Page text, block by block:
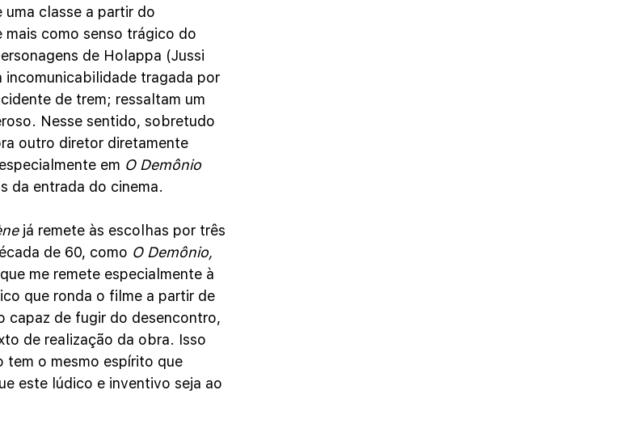
classe a partir do
como senso trágico do
de Holappa (Jussi
tragada por
de trem; ressaltam um
Nesse sentido, sobretudo
outro diretor diretamente
em O Demônio
da entrada do cinema.
já remete às escolhas por três
de 60, como O Demônio,
me remete especialmente à
que ronda o filme a partir de
capaz de fugir do desencontro,
de realização da obra. Isso
tem o mesmo espírito que
este lúdico e inventivo seja ao